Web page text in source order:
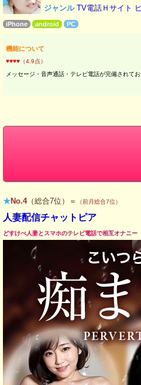
ジャンル TV電話Ｈサイト
iPhone android PC
機能について
♥♥♥♥（4.9点）
メッセージ・音声通話・テレビ電話が完備されて
★No.4（総合7位）＝ （前月総合7位）
人妻配信チャットピア
どすけべ人妻とスマホのテレビ電話で相互オナニー